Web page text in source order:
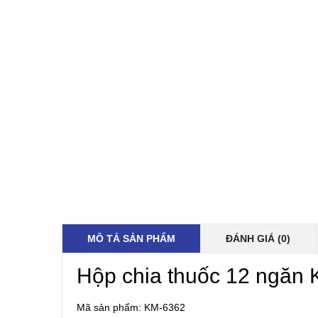
MÔ TẢ SẢN PHẨM ĐÁNH GIÁ (0)
Hộp chia thuốc 12 ngăn
Mã sản phẩm: KM-6362